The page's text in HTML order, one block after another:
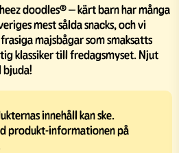
doodles® – kärt barn har många
mest sålda snacks, och vi
majsbågar som smaksatts
klassiker till fredagsmyset. Njut
bjuda!
innehåll kan ske.
produkt-informationen på